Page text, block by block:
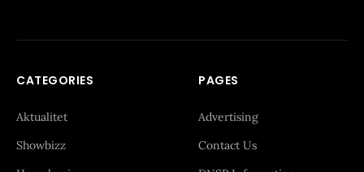
CATEGORIES
Aktualitet
Showbizz
PAGES
Advertising
Contact Us